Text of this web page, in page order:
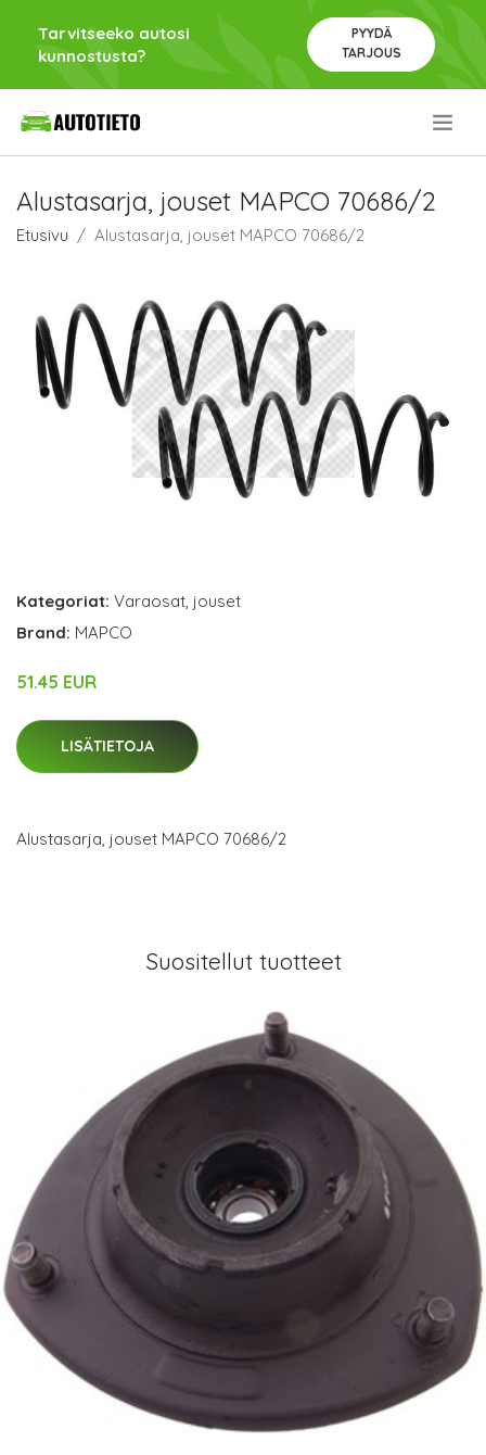
Tarvitseeko autosi
kunnostusta?
PYYDÄ
TARJOUS
Alustasarja, jouset MAPCO 70686/2
Etusivu Alustasarja, jouset MAPCO 70686/2
Kategoriat: Varaosat, jouset
Brand: MAPCO
51.45 EUR
LISÄTIETOJA
Alustasarja, jouset MAPCO 70686/2
Suositellut tuotteet